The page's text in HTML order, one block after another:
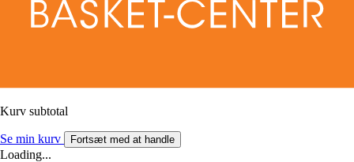
Kurv subtotal
Se min kurv Fortsæt med at handle
Loading...